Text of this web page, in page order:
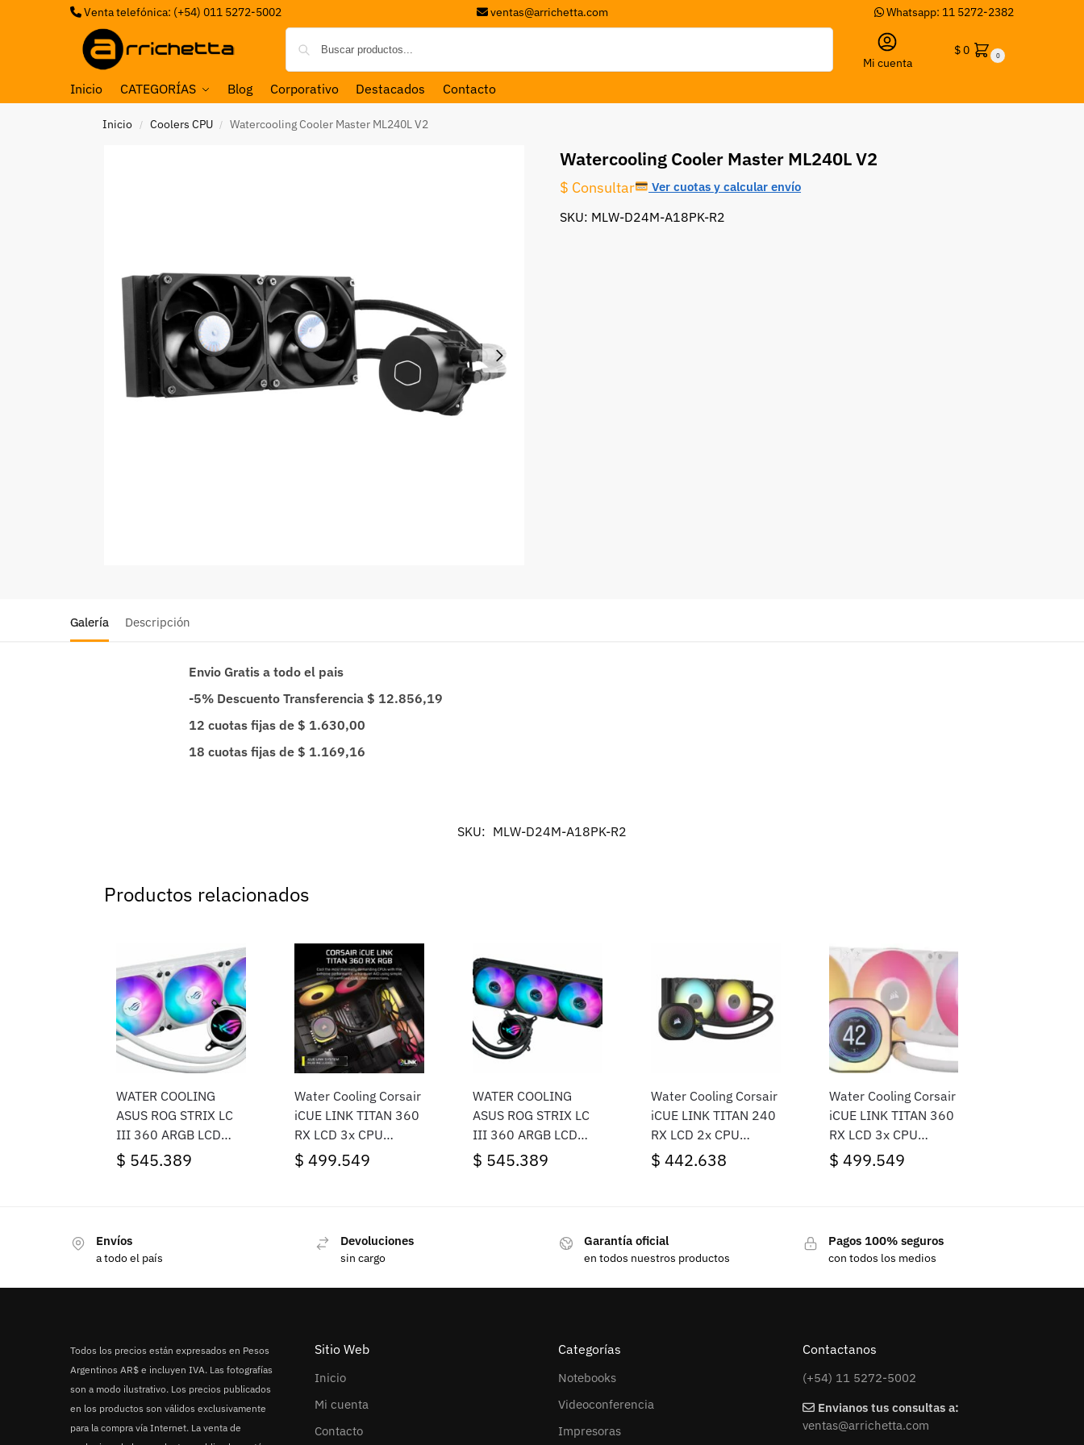
Venta telefónica: (+54) 011 5272-5002 ventas@arrichetta.com Whatsapp: 11 5272-2382
Mi cuenta
$0 0
Inicio CATEGORÍAS Blog Corporativo Destacados Contacto
Inicio / Coolers CPU / Watercooling Cooler Master ML240L V2
Watercooling Cooler Master ML240L V2
$ Consultar
Ver cuotas y calcular envío
SKU: MLW-D24M-A18PK-R2
Galería Descripción
Envio Gratis a todo el pais
-5% Descuento Transferencia $ 12.856,19
12 cuotas fijas de $ 1.630,00
18 cuotas fijas de $ 1.169,16
SKU: MLW-D24M-A18PK-R2
Productos relacionados
WATER COOLING
ASUS ROG STRIX LC
III 360 ARGB LCD
WHITE
$ 545.389
Water Cooling Corsair
iCUE LINK TITAN 360
RX LCD 3x CPU
Cooler 360mm Black
$ 499.549
WATER COOLING
ASUS ROG STRIX LC
III 360 ARGB LCD
BLACK
$ 545.389
Water Cooling Corsair
iCUE LINK TITAN 240
RX LCD 2x CPU
Cooler 240mm Black
$ 442.638
Water Cooling Corsair
iCUE LINK TITAN 360
RX LCD 3x CPU
Cooler 360mm White
$ 499.549
Envíos
a todo el país
Devoluciones
sin cargo
Garantía oficial
en todos nuestros productos
Pagos 100% seguros
con todos los medios
Todos los precios están expresados en Pesos
Argentinos AR$ e incluyen IVA. Las fotografías
son a modo ilustrativo. Los precios publicados
en los productos son válidos exclusivamente
para la compra vía Internet. La venta de
Sitio Web
Inicio
Mi cuenta
Contacto
Categorías
Notebooks
Videoconferencia
Impresoras
Contactanos
(+54) 11 5272-5002
Envianos tus consultas a:
ventas@arrichetta.com